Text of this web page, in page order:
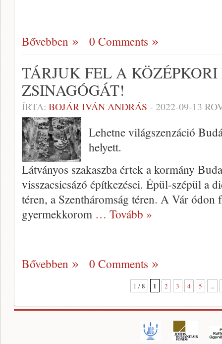
Bővebben 0 Comments
TÁRJUK FEL A
ZSINAGÓGÁT!
ÍRTA: BOJÁR IVÁN ANDRÁS - 2022-09-13
Lehetne világszenzáció
helyett.
Látványos szakaszba értek a kormány
visszacsicsázó építkezései. Épül-szépül a
téren, a Szentháromság téren. A Vár ódon
gyermekkorom … Tovább »
Bővebben 0 Comments
1 / 8 1 2 3 4 5 ...